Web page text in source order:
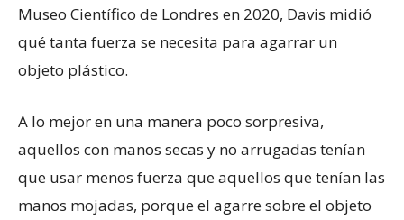
Museo Científico de Londres en 2020, Davis midió
qué tanta fuerza se necesita para agarrar un
objeto plástico.
A lo mejor en una manera poco sorpresiva,
aquellos con manos secas y no arrugadas tenían
que usar menos fuerza que aquellos que tenían las
manos mojadas, porque el agarre sobre el objeto